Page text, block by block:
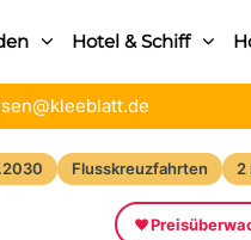
Hotel & Schiff
Flusskreuzfahrten 2